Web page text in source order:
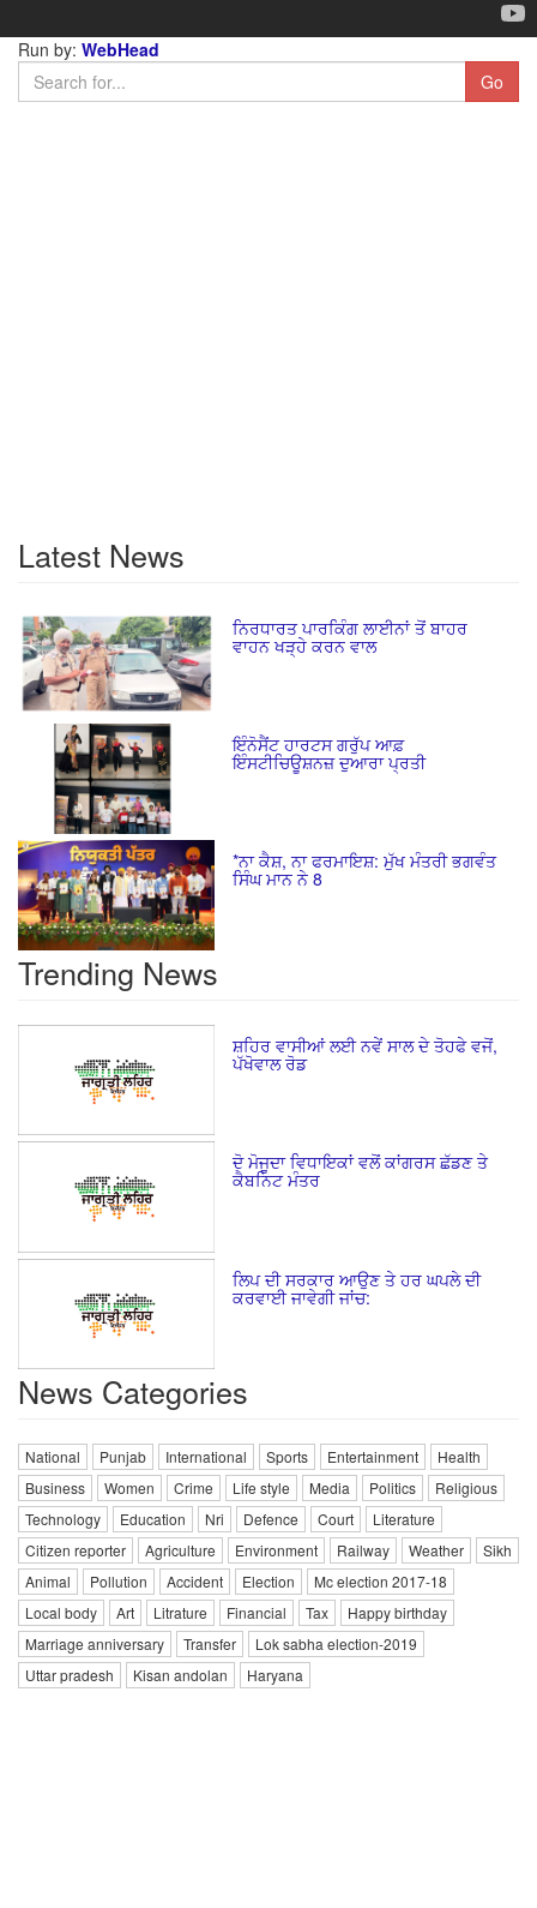
Run by: WebHead
Latest News
ਨਿਰਧਾਰਤ ਪਾਰਕਿੰਗ ਲਾਈਨਾਂ ਤੋਂ ਬਾਹਰ
ਵਾਹਨ ਖੜ੍ਹੇ ਕਰਨ ਵਾਲ
ਇੰਨੋਸੈਂਟ ਹਾਰਟਸ ਗਰੁੱਪ ਆਫ਼
ਇੰਸਟੀਚਿਊਸ਼ਨਜ਼ ਦੁਆਰਾ ਪ੍ਰਤੀ
*ਨਾ ਕੈਸ਼, ਨਾ ਫਰਮਾਇਸ਼: ਮੁੱਖ ਮੰਤਰੀ ਭਗਵੰਤ
ਸਿੰਘ ਮਾਨ ਨੇ 8
Trending News
ਸ਼ਹਿਰ ਵਾਸੀਆਂ ਲਈ ਨਵੇਂ ਸਾਲ ਦੇ ਤੋਹਫੇ ਵਜੋਂ,
ਪੱਖੋਵਾਲ ਰੋਡ
ਦੋ ਮੋਜੂਦਾ ਵਿਧਾਇਕਾਂ ਵਲੋਂ ਕਾਂਗਰਸ ਛੱਡਣ ਤੇ
ਕੈਬਨਿਟ ਮੰਤਰ
ਲਿਪ ਦੀ ਸਰਕਾਰ ਆਉਣ ਤੇ ਹਰ ਘਪਲੇ ਦੀ
ਕਰਵਾਈ ਜਾਵੇਗੀ ਜਾਂਚ:
News Categories
National Punjab International Sports Entertainment
Health
Business
Women Crime Life style Media Politics
Religious
Technology
Education Nri Defence Court
Literature
Citizen reporter
Agriculture Environment Railway Weather
Sikh
Animal
Pollution Accident Election
Mc election 2017-18
Local body
Art Litrature Financial Tax
Happy birthday
Marriage anniversary
Transfer
Lok sabha election-2019
Uttar pradesh
Kisan andolan Haryana